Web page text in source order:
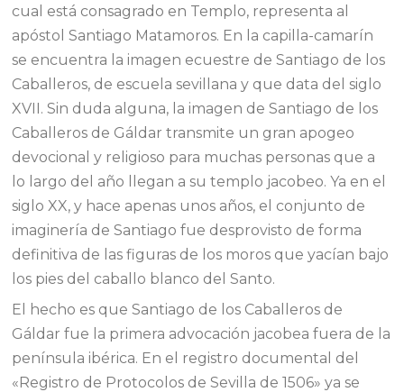
cual está consagrado en Templo, representa al
apóstol Santiago Matamoros. En la capilla-camarín
se encuentra la imagen ecuestre de Santiago de los
Caballeros, de escuela sevillana y que data del siglo
XVII. Sin duda alguna, la imagen de Santiago de los
Caballeros de Gáldar transmite un gran apogeo
devocional y religioso para muchas personas que a
lo largo del año llegan a su templo jacobeo. Ya en el
siglo XX, y hace apenas unos años, el conjunto de
imaginería de Santiago fue desprovisto de forma
definitiva de las figuras de los moros que yacían bajo
los pies del caballo blanco del Santo.
El hecho es que Santiago de los Caballeros de
Gáldar fue la primera advocación jacobea fuera de la
península ibérica. En el registro documental del
«Registro de Protocolos de Sevilla de 1506» ya se